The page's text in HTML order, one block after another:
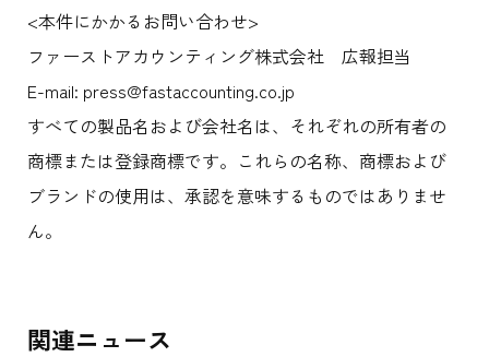
<本件にかかるお問い合わせ>
ファーストアカウンティング株式会社 広報担当
E-mail: press@fastaccounting.co.jp
すべての製品名および会社名は、それぞれの所有者の
商標または登録商標です。これらの名称、商標および
ブランドの使用は、承認を意味するものではありませ
ん。
関連ニュース